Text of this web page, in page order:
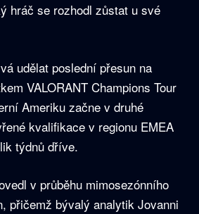
hráč se rozhodl zůstat u své
udělat poslední přesun na
VALORANT Champions Tour
Ameriku začne v druhé
kvalifikace v regionu EMEA
týdnů dříve.
v průběhu mimosezónního
přičemž bývalý analytik Jovanni